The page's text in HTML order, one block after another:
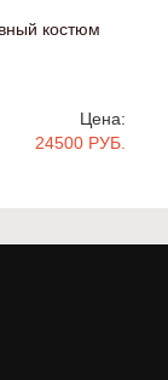
костюм
Цена:
24500 РУБ.